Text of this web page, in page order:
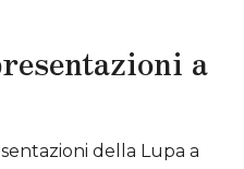
a
della Lupa a